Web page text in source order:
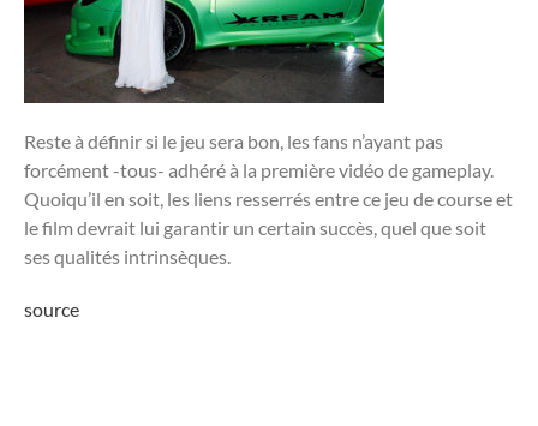
Reste à définir si le jeu sera bon, les fans n’ayant pas
forcément -tous- adhéré à la première vidéo de gameplay.
Quoiqu’il en soit, les liens resserrés entre ce jeu de course et
le film devrait lui garantir un certain succès, quel que soit
ses qualités intrinsèques.
source